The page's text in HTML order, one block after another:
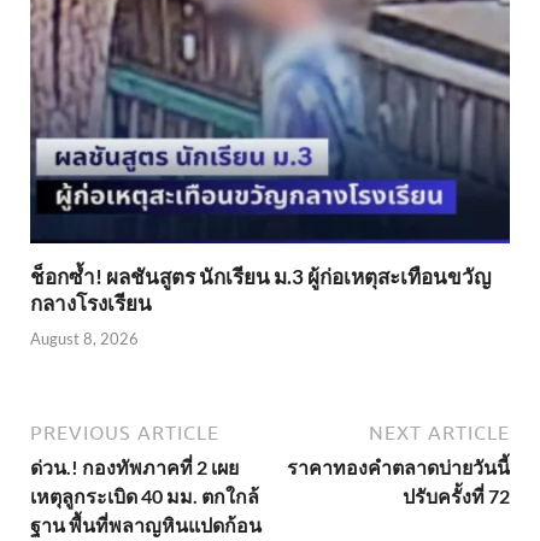
ช็อกซ้ำ! ผลชันสูตร นักเรียน ม.3 ผู้ก่อเหตุสะเทือนขวัญ
กลางโรงเรียน
August 8, 2026
PREVIOUS ARTICLE
ด่วน.! กองทัพภาคที่ 2 เผย
เหตุลูกระเบิด 40 มม. ตกใกล้
ฐาน พื้นที่พลาญหินแปดก้อน
NEXT ARTICLE
ราคาทองคำตลาดบ่ายวันนี้
ปรับครั้งที่ 72